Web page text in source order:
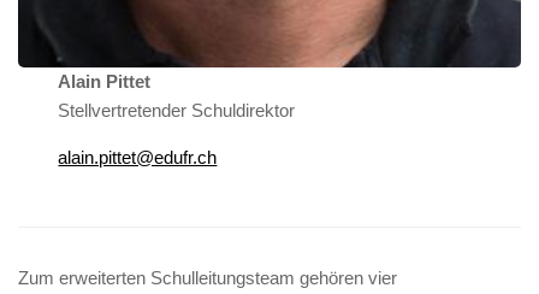
Alain Pittet
Stellvertretender Schuldirektor
alain.pittet@edufr.ch
Zum erweiterten Schulleitungsteam gehören vier